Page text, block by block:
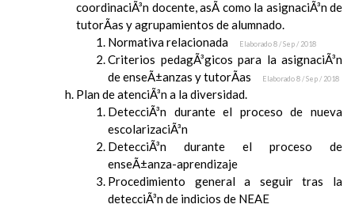
coordinaciÃ³n docente, asÃ­ como la asignaciÃ³n de
tutorÃ­as y agrupamientos de alumnado.
Normativa relacionada
Elaborado 8 / Sep / 2018
Criterios pedagÃ³gicos para la asignaciÃ³n
de enseÃ±anzas y tutorÃ­as
Elaborado 8 / Sep / 2018
Plan de atenciÃ³n a la diversidad.
DetecciÃ³n durante el proceso de nueva
escolarizaciÃ³n
DetecciÃ³n durante el proceso de
enseÃ±anza-aprendizaje
Procedimiento general a seguir tras la
detecciÃ³n de indicios de NEAE